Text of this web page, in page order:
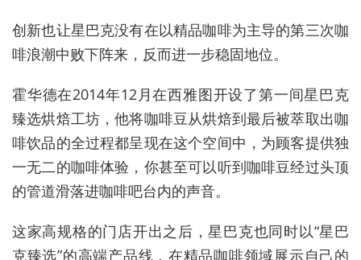
创新也让星巴克没有在以精品咖啡为主导的第三次咖
啡浪潮中败下阵来，反而进一步稳固地位。
霍华德在2014年12月在西雅图开设了第一间星巴克
臻选烘焙工坊，他将咖啡豆从烘焙到最后被萃取出咖
啡饮品的全过程都呈现在这个空间中，为顾客提供独
一无二的咖啡体验，你甚至可以听到咖啡豆经过头顶
的管道滑落进咖啡吧台内的声音。
这家高规格的门店开出之后，星巴克也同时以“星巴
克臻选”的高端产品线，在精品咖啡领域展示自己的